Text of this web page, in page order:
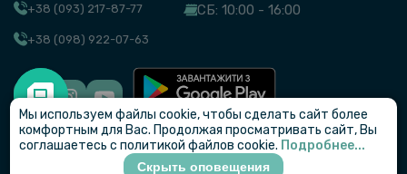
+38 (093) 217-87-77
+38 (098) 922-07-63
СБ: 10:00 - 16:00
© VEST
Мы используем файлы cookie, чтобы сделать сайт более
комфортным для Вас. Продолжая просматривать сайт, Вы
соглашаетесь с политикой файлов cookie. Подробнее...
Скрыть оповещения